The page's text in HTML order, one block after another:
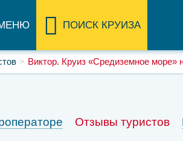
ПОИСК КРУИЗА
Виктор. Круиз «Средиземное море»
Отзывы туристов